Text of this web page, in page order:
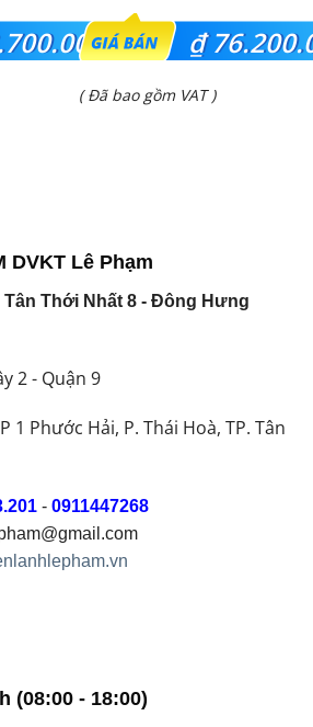
Giá
gốc
là:
₫
Giá
( Đã bao gồm VAT )
DVKT Lê Phạm
Thới Nhất 8 - Đông Hưng
2 - Quận 9
1 Phước Hải, P. Thái Hoà, TP. Tân
- 0911447268
(08:00 - 18:00)